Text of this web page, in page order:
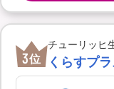
3位
チューリッヒ
くらすプラ